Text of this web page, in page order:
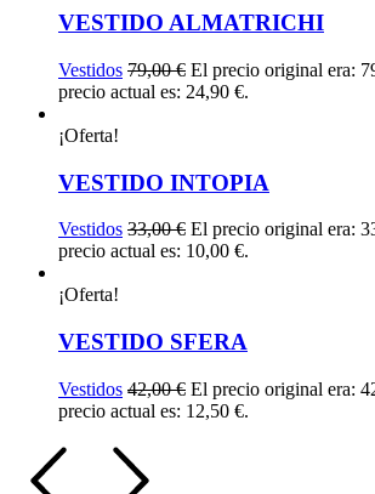
VESTIDO ALMATRICHI
Vestidos 79,00€ El precio original era:
precio actual es: 24,90 €.
¡Oferta!
VESTIDO INTOPIA
Vestidos 33,00€ El precio original era:
precio actual es: 10,00 €.
¡Oferta!
VESTIDO SFERA
Vestidos 42,00€ El precio original era:
precio actual es: 12,50 €.